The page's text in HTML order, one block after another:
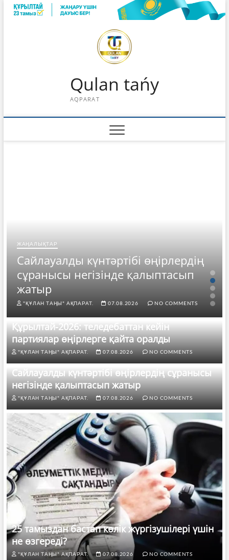
Skip
Qulan tańy
AQPARAT
ЖАҢАЛЫҚТАР
Сайлауалды күнтәртібі өңірлердің
сұранысы негізінде қалыптасып
жатыр
"ҚҰЛАН ТАҢЫ" АҚПАРАТ. 07.08.2026 NO COMMENTS
Құрылтай-2026: теледебаттан кейін
партиялар өңірлерге қайта оралды
"ҚҰЛАН ТАҢЫ" АҚПАРАТ. 07.08.2026 NO COMMENTS
Сайлауалды күнтәртібі өңірлердің сұранысы
негізінде қалыптасып жатыр
"ҚҰЛАН ТАҢЫ" АҚПАРАТ. 07.08.2026 NO COMMENTS
25 тамыздан бастап көлік жүргізушілері үшін
не өзгереді?
"ҚҰЛАН ТАҢЫ" АҚПАРАТ. 07.08.2026 NO COMMENTS